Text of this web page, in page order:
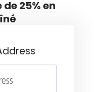
25% en